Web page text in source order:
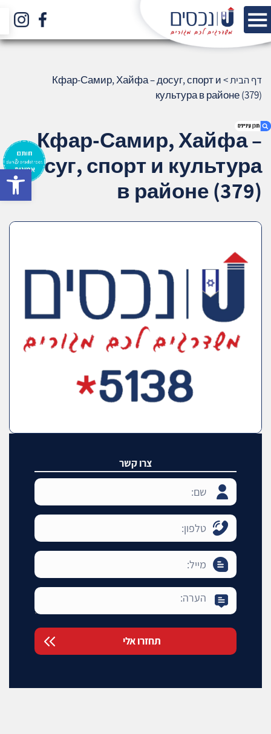
1. Кфар-Самир, Хайфа – досуг, спорт и
культура в районе (379)
3. שאלתם ? ענינו !
דף הבית>
Кфар-Самир, Хайфа – досуг, спорт и
культура в районе (379)
Кфар-Самир, Хайфа –
досуг, спорт и культура
в районе (379)
צרו קשר